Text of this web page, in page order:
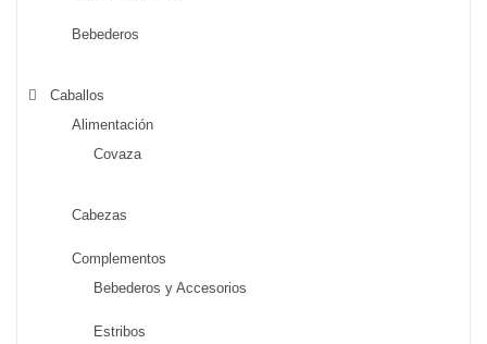
Bebederos
Caballos
Alimentación
Covaza
Cabezas
Complementos
Bebederos y Accesorios
Estribos